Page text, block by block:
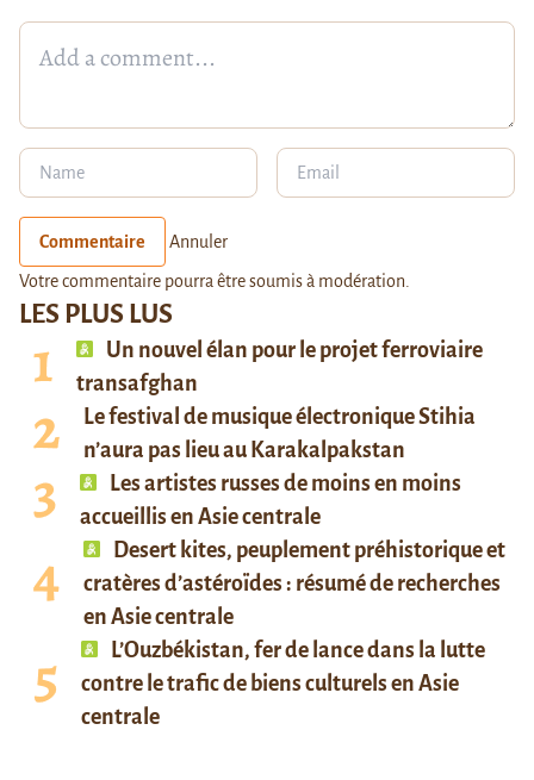
LES PLUS LUS
Un nouvel élan pour le projet ferroviaire
transafghan
Le festival de musique électronique Stihia
n’aura pas lieu au Karakalpakstan
Les artistes russes de moins en moins
accueillis en Asie centrale
Desert kites, peuplement préhistorique et
cratères d’astéroïdes : résumé de recherches
en Asie centrale
L’Ouzbékistan, fer de lance dans la lutte
contre le trafic de biens culturels en Asie
centrale
Commentaire Annuler
Votre commentaire pourra être soumis à modération.